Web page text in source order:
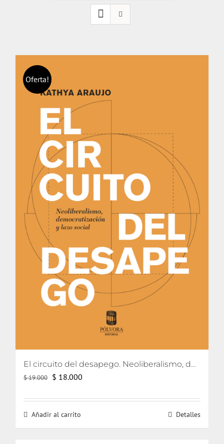
Oferta!
El circuito del desapego. Neoliberalismo, democratización y lazo social
$19.000 El
original
era:
$ 18.000
actual
Añadir al carrito Detalles